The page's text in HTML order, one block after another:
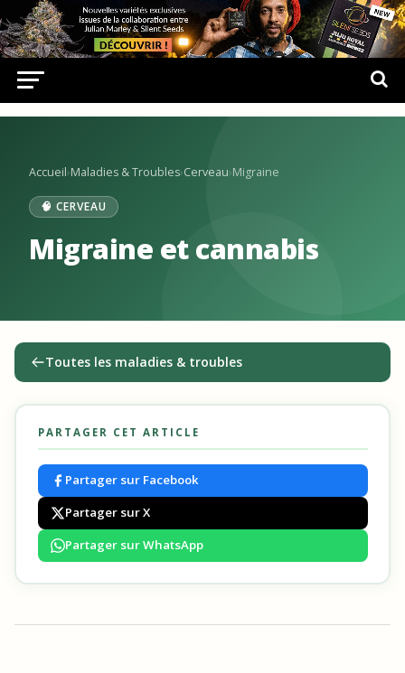
Accueil›Maladies & Troubles›Cerveau›Migraine
🧠 CERVEAU
Migraine et cannabis
Toutes les maladies & troubles
PARTAGER CET ARTICLE
Partager sur Facebook
Partager sur X
Partager sur WhatsApp